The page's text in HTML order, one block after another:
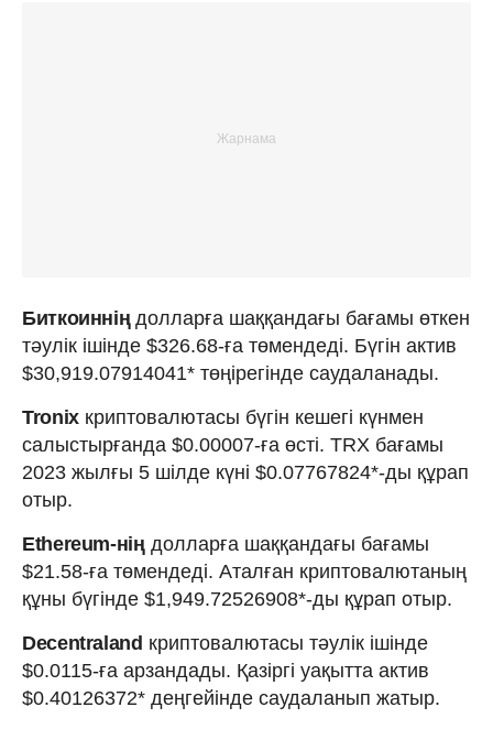
Биткоинніңдолларға шаққандағы бағамы өткен
тәулік ішінде $326.68-ға төмендеді. Бүгін актив
$30,919.07914041* төңірегінде саудаланады.
Tronixкриптовалютасы бүгін кешегі күнмен
салыстырғанда $0.00007-ға өсті. TRX бағамы
2023 жылғы 5 шілде күні $0.07767824*-ды құрап
отыр.
Ethereum-ніңдолларға шаққандағы бағамы
$21.58-ға төмендеді. Аталған криптовалютаның
құны бүгінде $1,949.72526908*-ды құрап отыр.
Decentraland криптовалютасы тәулік ішінде
$0.0115-ға арзандады. Қазіргі уақытта актив
$0.40126372* деңгейінде саудаланып жатыр.